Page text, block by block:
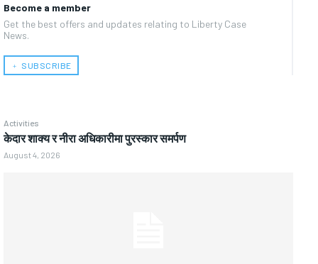
Become a member
Get the best offers and updates relating to Liberty Case
News.
﹢ SUBSCRIBE
Activities
केदार शाक्य र नीरा अधिकारीमा पुरस्कार समर्पण
August 4, 2026